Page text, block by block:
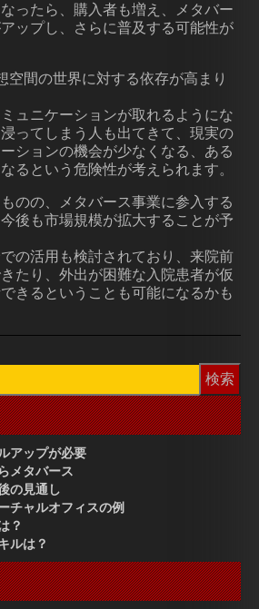
ったら、購入者も増え、メタバー
ップし、さらに普及する可能性が
空間の世界に対する依存が高まり
ュニケーションが取れるようにな
ってしまう人も出てきて、現実の
ションの機会が少なくなる、ある
るという危険性が考えられます。
のの、メタバース事業に参入する
後も市場規模が拡大することが予
の活用も検討されており、来院前
たり、外出が困難な入院患者が仮
きるということも可能になるかも
アップが必要
メタバース
の見通し
チャルオフィスの例
？
ルは？